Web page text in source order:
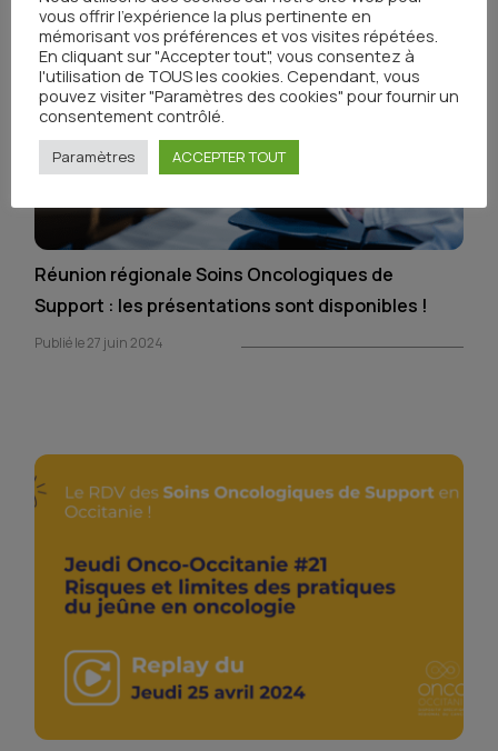
Réunion régionale Soins Oncologiques de
Support : les présentations sont disponibles !
Publié le 27 juin 2024
vous offrir l'expérience la plus pertinente en
mémorisant vos préférences et vos visites répétées.
En cliquant sur "Accepter tout", vous consentez à
l'utilisation de TOUS les cookies. Cependant, vous
pouvez visiter "Paramètres des cookies" pour fournir un
consentement contrôlé.
Paramètres ACCEPTER TOUT